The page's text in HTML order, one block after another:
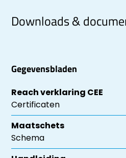
Downloads &
Gegevensbladen
Reach verklaring CEE
Certificaten
Maatschets
Schema